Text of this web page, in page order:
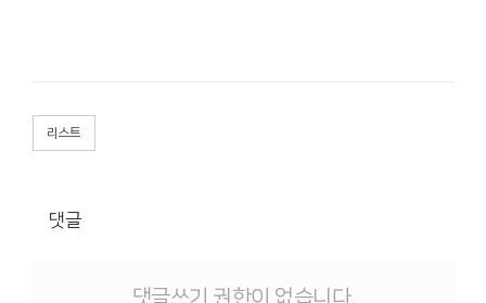
리스트
댓글
댓글쓰기 권한이 없습니다.